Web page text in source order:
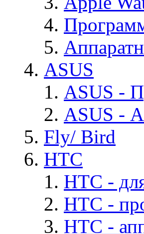
ASUS
ASUS -
ASUS -
Fly/ Bird
HTC
HTC -
HTC -
HTC -